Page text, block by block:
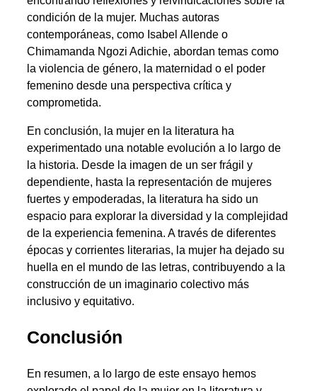
condición de la mujer. Muchas autoras
contemporáneas, como Isabel Allende o
Chimamanda Ngozi Adichie, abordan temas como
la violencia de género, la maternidad o el poder
femenino desde una perspectiva crítica y
comprometida.
En conclusión, la mujer en la literatura ha
experimentado una notable evolución a lo largo de
la historia. Desde la imagen de un ser frágil y
dependiente, hasta la representación de mujeres
fuertes y empoderadas, la literatura ha sido un
espacio para explorar la diversidad y la complejidad
de la experiencia femenina. A través de diferentes
épocas y corrientes literarias, la mujer ha dejado su
huella en el mundo de las letras, contribuyendo a la
construcción de un imaginario colectivo más
inclusivo y equitativo.
Conclusión
En resumen, a lo largo de este ensayo hemos